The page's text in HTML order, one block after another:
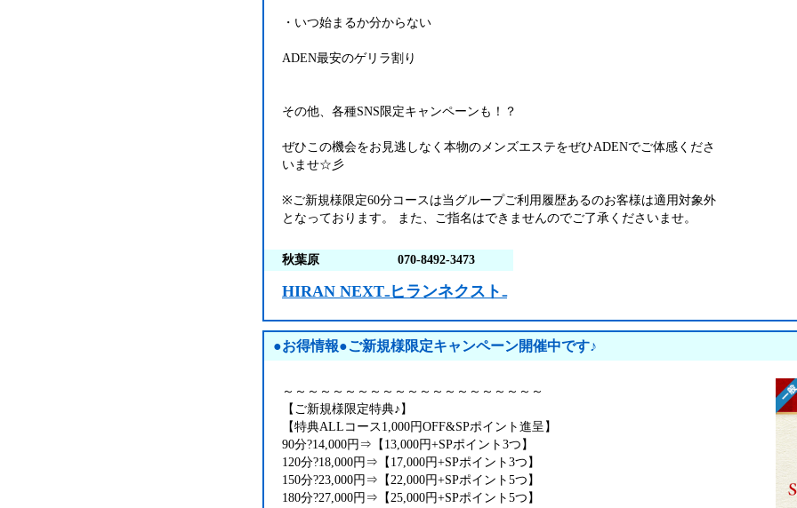
・いつ始まるか分からない
ADEN最安のゲリラ割り
その他、各種SNS限定キャンペーンも！？
ぜひこの機会をお見逃しなく本物のメンズエステをぜひADENでご体感くださ
いませ☆彡
※ご新規様限定60分コースは当グループご利用履歴あるのお客様は適用対象外
となっております。 また、ご指名はできませんのでご了承くださいませ。
秋葉原 070-8492-3473
HIRAN NEXT₋ヒランネクスト₋
●お得情報●ご新規様限定キャンペーン開催中です♪
～～～～～～～～～～～～～～～～～～～～～
【ご新規様限定特典♪】
【特典ALLコース1,000円OFF&SPポイント進呈】
90分?14,000円⇒【13,000円+SPポイント3つ】
120分?18,000円⇒【17,000円+SPポイント3つ】
150分?23,000円⇒【22,000円+SPポイント5つ】
180分?27,000円⇒【25,000円+SPポイント5つ】